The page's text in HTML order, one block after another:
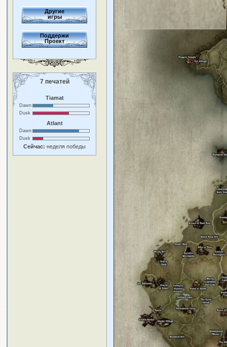
Другие
игры
Поддержи
Проект
7 печатей
Tiamat
Dawn
Dusk
Atlant
Dawn
Dusk
Сейчас: неделя победы